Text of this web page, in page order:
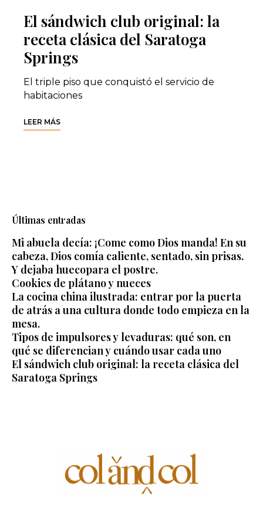
El sándwich club original: la
receta clásica del Saratoga
Springs
El triple piso que conquistó el servicio de
habitaciones
LEER MÁS
Últimas entradas
Mi abuela decía: ¡Come como Dios manda! En su
cabeza, Dios comía caliente, sentado, sin prisas.
Y dejaba huecopara el postre.
Cookies de plátano y nueces
La cocina china ilustrada: entrar por la puerta
de atrás a una cultura donde todo empieza en la
mesa.
Tipos de impulsores y levaduras: qué son, en
qué se diferencian y cuándo usar cada uno
El sándwich club original: la receta clásica del
Saratoga Springs